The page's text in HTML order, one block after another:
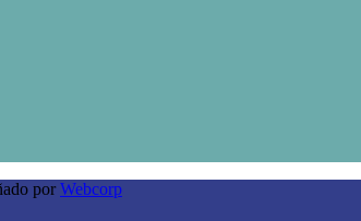
porWebcorp